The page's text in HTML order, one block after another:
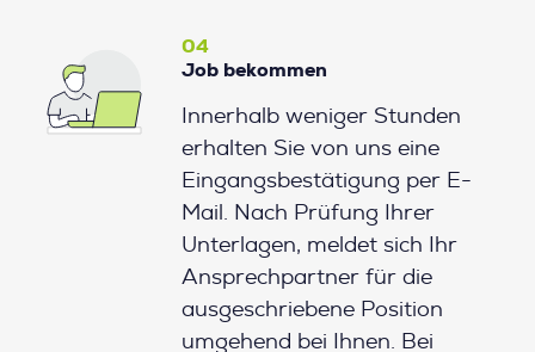
04
Job bekommen
Innerhalb weniger Stunden
erhalten Sie von uns eine
Eingangsbestätigung per E-
Mail. Nach Prüfung Ihrer
Unterlagen, meldet sich Ihr
Ansprechpartner für die
ausgeschriebene Position
umgehend bei Ihnen. Bei